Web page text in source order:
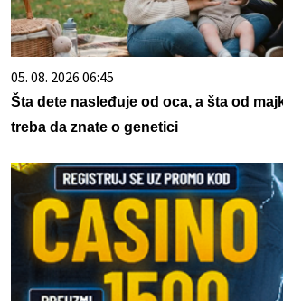
05. 08. 2026 06:45
Šta dete nasleđuje od oca, a šta od
treba da znate o genetici